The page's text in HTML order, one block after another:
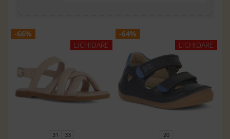
-66%
LICHIDARE
31 33
-64%
LICHIDARE
20